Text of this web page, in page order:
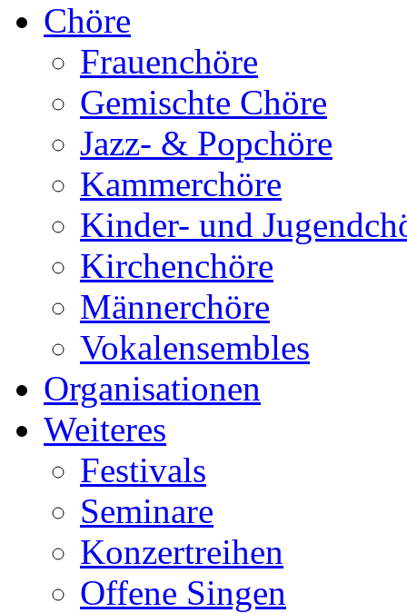
Chöre
Frauenchöre
Gemischte Chöre
Jazz- & Popchöre
Kammerchöre
Kinder- und
Kirchenchöre
Männerchöre
Vokalensembles
Organisationen
Weiteres
Festivals
Seminare
Konzertreihen
Offene Singen